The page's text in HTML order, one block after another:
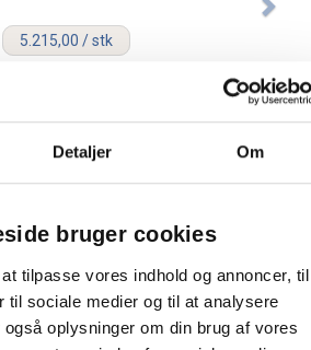
Detaljer Om
bruger cookies
tilpasse vores indhold og annoncer, til
til sociale medier og til at analysere
oplysninger om din brug af vores
5.215,00 / stk
Læg i kurv
også